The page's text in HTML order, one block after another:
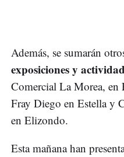
Además, se sumarán
exposiciones y
Comercial La Morea, en
Fray Diego en Estella y
en Elizondo.
Esta mañana han